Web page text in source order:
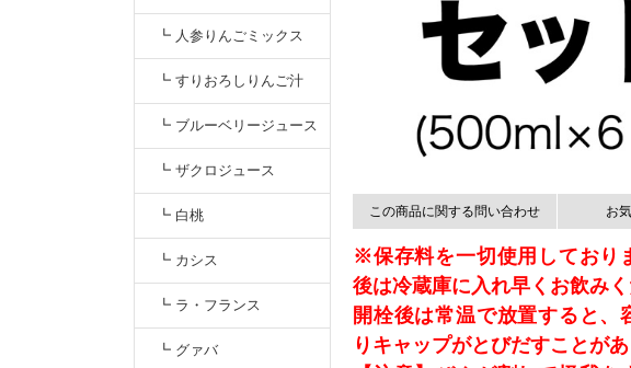
酸】クランベリージュー
ス
┗ 人参りんごミックス
┗ すりおろしりんご汁
┗ ブルーベリージュース
┗ ザクロジュース
┗ 白桃
┗ カシス
┗ ラ・フランス
┗ グァバ
この商品に関する問い合わせ お
※保存料を一切使用しており
後は冷蔵庫に入れ早くお飲みく
開栓後は常温で放置すると、
りキャップがとびだすことがあ